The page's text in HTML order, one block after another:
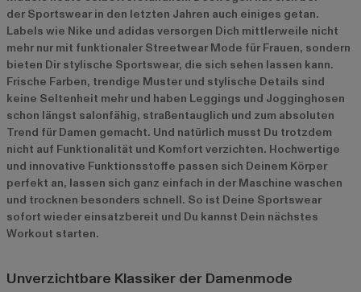
der Sportswear in den letzten Jahren auch einiges getan.
Labels wie Nike und adidas versorgen Dich mittlerweile nicht
mehr nur mit funktionaler Streetwear Mode für Frauen, sondern
bieten Dir stylische Sportswear, die sich sehen lassen kann.
Frische Farben, trendige Muster und stylische Details sind
keine Seltenheit mehr und haben Leggings und Jogginghosen
schon längst salonfähig, straßentauglich und zum absoluten
Trend für Damen gemacht. Und natürlich musst Du trotzdem
nicht auf Funktionalität und Komfort verzichten. Hochwertige
und innovative Funktionsstoffe passen sich Deinem Körper
perfekt an, lassen sich ganz einfach in der Maschine waschen
und trocknen besonders schnell. So ist Deine Sportswear
sofort wieder einsatzbereit und Du kannst Dein nächstes
Workout starten.
Unverzichtbare Klassiker der Damenmode